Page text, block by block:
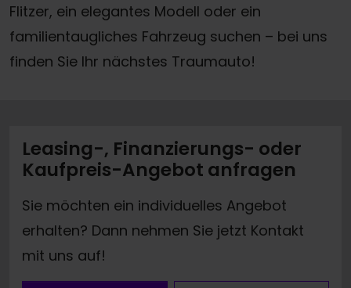
Flitzer, ein elegantes Modell oder ein
familientaugliches Fahrzeug suchen – bei uns
finden Sie Ihr nächstes Traumauto!
Leasing-, Finanzierungs- oder
Kaufpreis-Angebot anfragen
Sie möchten ein individuelles Angebot
erhalten? Dann nehmen Sie jetzt Kontakt
mit uns auf!